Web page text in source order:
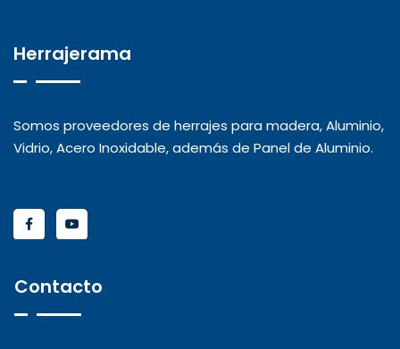
Herrajerama
Somos proveedores de herrajes para madera, Aluminio,
Vidrio, Acero Inoxidable, además de Panel de Aluminio.
Contacto